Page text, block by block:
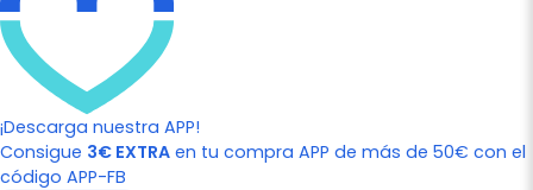
¡Descarga nuestra APP!
Consigue 3€ EXTRA en tu compra APP de más de 50€ con el
código APP-FB